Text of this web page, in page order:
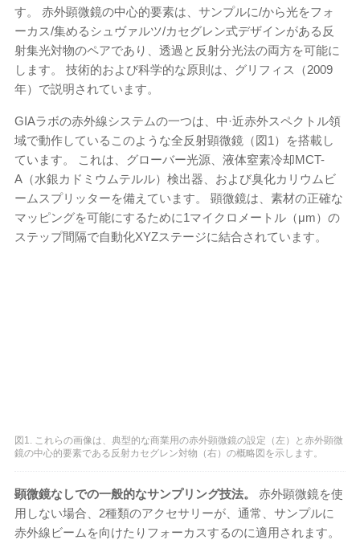
す。 赤外顕微鏡の中心的要素は、サンプルに/から光をフォ
ーカス/集めるシュヴァルツ/カセグレン式デザインがある反
射集光対物のペアであり、透過と反射分光法の両方を可能に
します。 技術的および科学的な原則は、グリフィス（2009
年）で説明されています。
GIAラボの赤外線システムの一つは、中·近赤外スペクトル領
域で動作しているこのような全反射顕微鏡（図1）を搭載し
ています。 これは、グローバー光源、液体窒素冷却MCT-
A（水銀カドミウムテルル）検出器、および臭化カリウムビ
ームスプリッターを備えています。 顕微鏡は、素材の正確な
マッピングを可能にするために1マイクロメートル（μm）の
ステップ間隔で自動化XYZステージに結合されています。
図1. これらの画像は、典型的な商業用の赤外顕微鏡の設定（左）と赤外顕微
鏡の中心的要素である反射カセグレン対物（右）の概略図を示します。
顕微鏡なしでの一般的なサンプリング技法。 赤外顕微鏡を使
用しない場合、2種類のアクセサリーが、通常、サンプルに
赤外線ビームを向けたりフォーカスするのに適用されます。